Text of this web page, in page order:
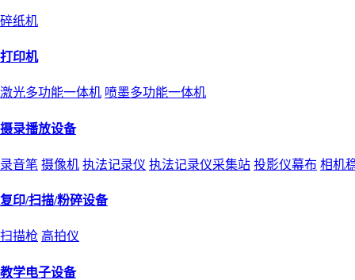
碎纸机
打印机
激光多功能一体机 喷墨多功能一体机
摄录播放设备
录音笔 摄像机 执法记录仪 执法记录仪采集站 投影仪幕布 相机
复印/扫描/粉碎设备
扫描枪 高拍仪
教学电子设备